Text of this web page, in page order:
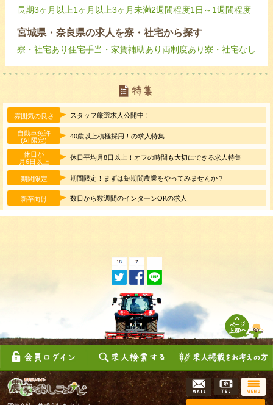
長期3ヶ月以上1ヶ月以上3ヶ月未満2週間程度1日～1週間程度
宮城県・奈良県の求人を寮・社宅から探す
寮・社宅あり住宅手当・家賃補助あり 両制度あり寮・社宅なし
雰囲気の良さ スタッフ厳選求人公開中！
自動車免許
(AT限定)
40歳以上積極採用！の求人特集
休日が
月6日以上
休日平均月8日以上！オフの時間も大切にできる求人特集
期間限定 期間限定！まずは短期間農業をやってみませんか？
新卒向け 数日から数週間のインターンOKの求人